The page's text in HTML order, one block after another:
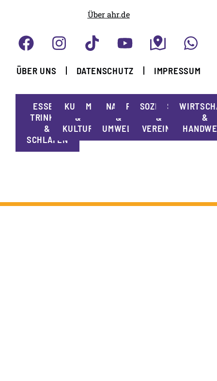
Über ahr.de
ÜBER UNS DATENSCHUTZ IMPRESSUM
ESSEN,
TRINKEN
&
SCHLAFEN
KUNST
&
KULTUR
MOBILITÄT
NATUR
&
UMWELT
POLITIK
SOZIALES
&
VEREINE
SPORT
&